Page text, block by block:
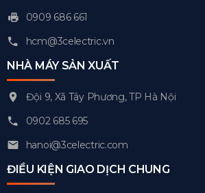
0909 686 661
hcm@3celectric.vn
NHÀ MÁY SẢN XUẤT
Đội 9, Xã Tây Phương, TP Hà Nội
0902 685 695
hanoi@3celectric.com
ĐIỀU KIỆN GIAO DỊCH CHUNG